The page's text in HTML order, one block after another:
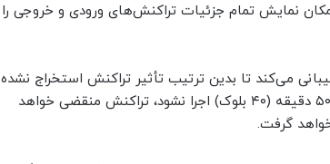
نمایش تمام جزئیات تراکنش‌های ورودی و خروجی را
می‌کند تا بدین ترتیب تأثیر تراکنش استخراج نشده
را به حداقل برساند. به‌طور پیش‌فرض، اگر تراکنش بعداز ۵۰ دقیقه (۴۰ بلوک) اجرا نشود، تراکنش منقضی خواهد
خواهد گرفت.